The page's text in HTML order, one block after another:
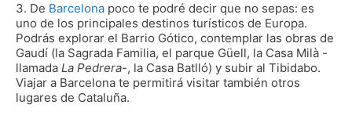
3. De Barcelona poco te podré decir que no sepas: es
uno de los principales destinos turísticos de Europa.
Podrás explorar el Barrio Gótico, contemplar las obras de
Gaudí (la Sagrada Familia, el parque Güell, la Casa Milà -
llamada La Pedrera-, la Casa Batlló) y subir al Tibidabo.
Viajar a Barcelona te permitirá visitar también otros
lugares de Cataluña.